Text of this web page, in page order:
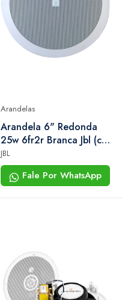
Arandelas
Arandela 6" Redonda
25w 6fr2r Branca Jbl (c/
2unid.)
JBL
Fale Por WhatsApp